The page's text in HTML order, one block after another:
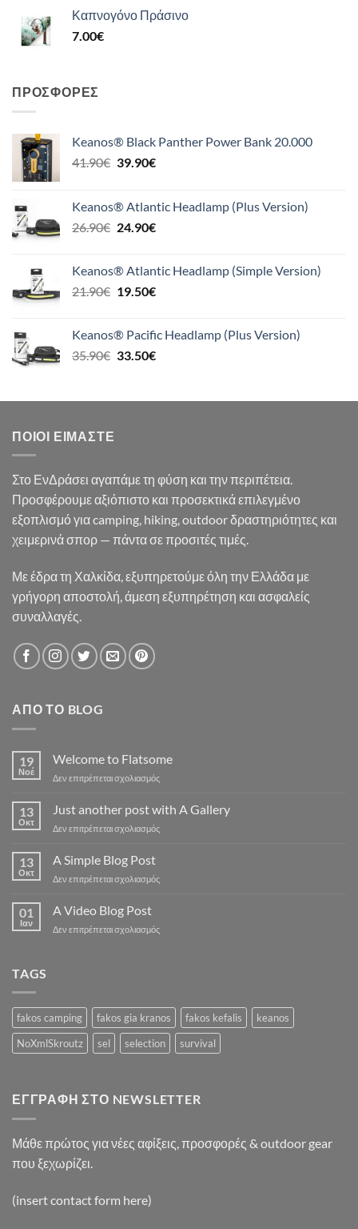
Καπνογόνο Πράσινο
7.00€
ΠΡΟΣΦΟΡΈΣ
Keanos® Black Panther Power Bank 20.000
41.90€ Original
41.90€.
39.90€Η
είναι:
39.90€.
Keanos® Atlantic Headlamp (Plus Version)
26.90€ Original
26.90€.
24.90€Η
είναι:
24.90€.
Keanos® Atlantic Headlamp (Simple Version)
21.90€ Original
21.90€.
19.50€Η
είναι:
19.50€.
Keanos® Pacific Headlamp (Plus Version)
35.90€ Original
35.90€.
33.50€Η
είναι:
ΠΟΙΟΙ ΕΊΜΑΣΤΕ
Στο ΕνΔράσει αγαπάμε τη φύση και την περιπέτεια.
Προσφέρουμε αξιόπιστο και προσεκτικά επιλεγμένο
εξοπλισμό για camping, hiking, outdoor δραστηριότητες και
χειμερινά σπορ — πάντα σε προσιτές τιμές.
Με έδρα τη Χαλκίδα, εξυπηρετούμε όλη την Ελλάδα με
γρήγορη αποστολή, άμεση εξυπηρέτηση και ασφαλείς
συναλλαγές.
ΑΠΌ ΤΟ BLOG
19
Νοέ
Welcome to Flatsome
Δεν επιτρέπεται σχολιασμόςστο
to
Flatsome
13
Οκτ
Just another post with A Gallery
Δεν επιτρέπεται σχολιασμόςστο
with
13
Οκτ
A Simple Blog Post
Δεν επιτρέπεται σχολιασμόςστο
Post
01
Ιαν
A Video Blog Post
Δεν επιτρέπεται σχολιασμόςστο
TAGS
fakos camping fakos gia kranos fakos kefalis
keanos
NoXmlSkroutz
sel selection survival
ΕΓΓΡΑΦΉ ΣΤΟ NEWSLETTER
Μάθε πρώτος για νέες αφίξεις, προσφορές & outdoor gear
που ξεχωρίζει.
(insert contact form here)